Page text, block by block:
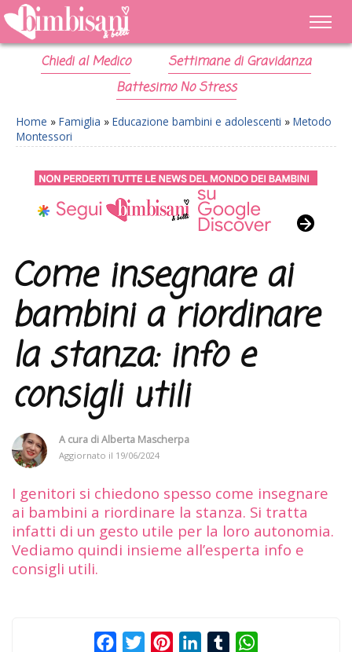
Chiedi al Medico
Settimane di Gravidanza
Battesimo No Stress
Home » Famiglia » Educazione bambini e adolescenti » Metodo
Montessori
Come insegnare ai
bambini a riordinare
la stanza: info e
consigli utili
A cura diAlberta Mascherpa
Aggiornato il 19/06/2024
I genitori si chiedono spesso come insegnare
ai bambini a riordinare la stanza. Si tratta
infatti di un gesto utile per la loro autonomia.
Vediamo quindi insieme all’esperta info e
consigli utili.
FacebookTwitterPinterestLinkedInTumblr